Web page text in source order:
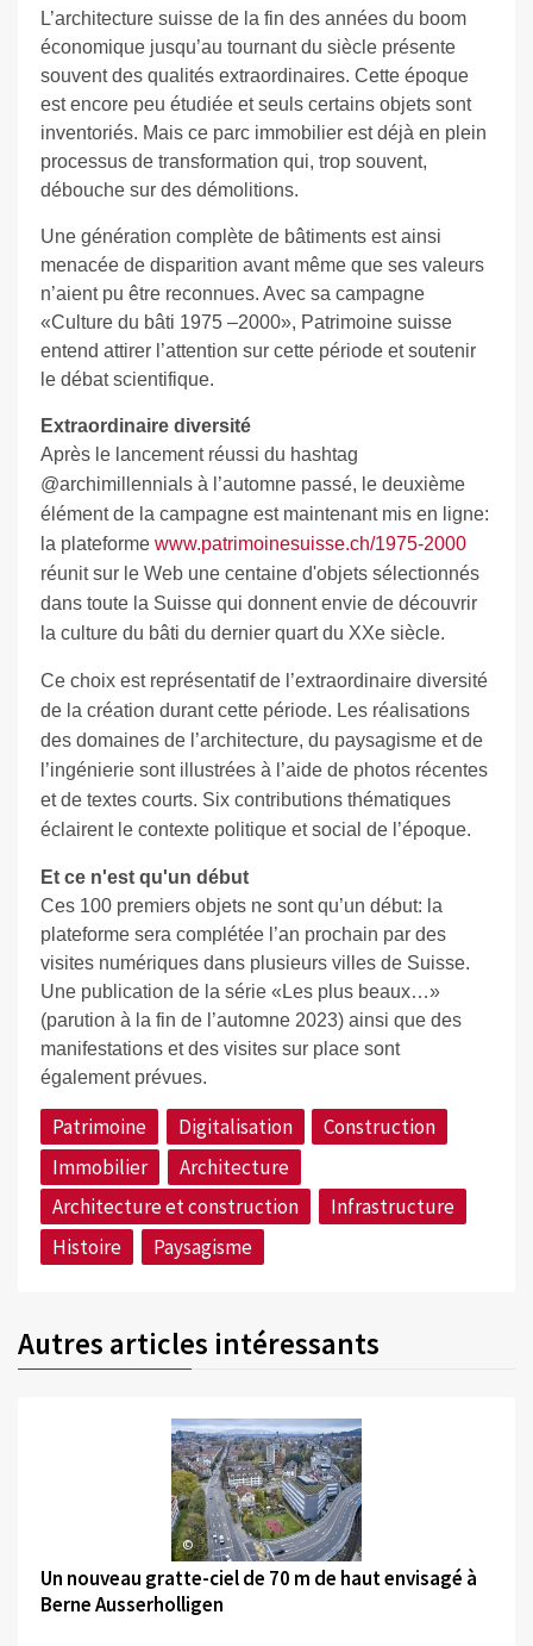
L’architecture suisse de la fin des années du boom
économique jusqu’au tournant du siècle présente
souvent des qualités extraordinaires. Cette époque
est encore peu étudiée et seuls certains objets sont
inventoriés. Mais ce parc immobilier est déjà en plein
processus de transformation qui, trop souvent,
débouche sur des démolitions.
Une génération complète de bâtiments est ainsi
menacée de disparition avant même que ses valeurs
n’aient pu être reconnues. Avec sa campagne
«Culture du bâti 1975 –2000», Patrimoine suisse
entend attirer l’attention sur cette période et soutenir
le débat scientifique.
Extraordinaire diversité
Après le lancement réussi du hashtag
@archimillennials à l’automne passé, le deuxième
élément de la campagne est maintenant mis en ligne:
la plateforme www.patrimoinesuisse.ch/1975-2000
réunit sur le Web une centaine d'objets sélectionnés
dans toute la Suisse qui donnent envie de découvrir
la culture du bâti du dernier quart du XXe siècle.
Ce choix est représentatif de l’extraordinaire diversité
de la création durant cette période. Les réalisations
des domaines de l’architecture, du paysagisme et de
l’ingénierie sont illustrées à l’aide de photos récentes
et de textes courts. Six contributions thématiques
éclairent le contexte politique et social de l’époque.
Et ce n'est qu'un début
Ces 100 premiers objets ne sont qu’un début: la
plateforme sera complétée l’an prochain par des
visites numériques dans plusieurs villes de Suisse.
Une publication de la série «Les plus beaux…»
(parution à la fin de l’automne 2023) ainsi que des
manifestations et des visites sur place sont
également prévues.
Patrimoine Digitalisation
Construction
Immobilier
Architecture
Architecture et construction
Infrastructure
Histoire
Paysagisme
Autres articles intéressants
©
Un nouveau gratte-ciel de 70 m de haut envisagé à
Berne Ausserholligen